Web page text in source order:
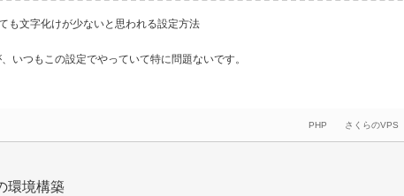
も文字化けが少ないと思われる設定方法
いつもこの設定でやっていて特に問題ないです。
PHP さくらのVPS
環境構築